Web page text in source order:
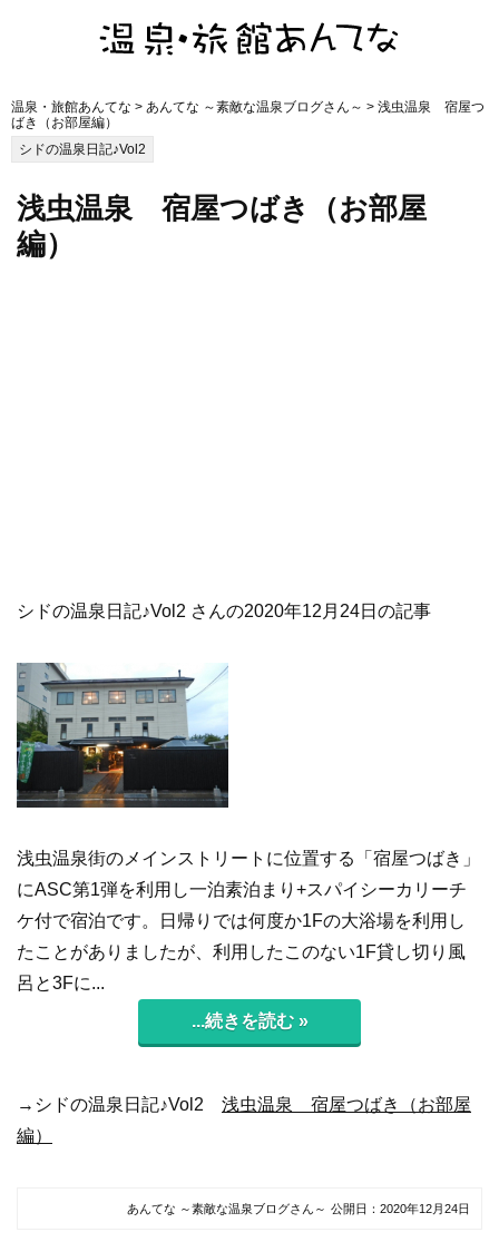
温泉・旅館あんてな > あんてな ～素敵な温泉ブログさん～ > 浅虫温泉 宿屋つ
ばき（お部屋編）
シドの温泉日記♪Vol2
浅虫温泉 宿屋つばき（お部屋
編）
シドの温泉日記♪Vol2 さんの2020年12月24日の記事
浅虫温泉街のメインストリートに位置する「宿屋つばき」
にASC第1弾を利用し一泊素泊まり+スパイシーカリーチ
ケ付で宿泊です。日帰りでは何度か1Fの大浴場を利用し
たことがありましたが、利用したこのない1F貸し切り風
呂と3Fに...
...続きを読む »
→シドの温泉日記♪Vol2 浅虫温泉 宿屋つばき（お部屋
編）
あんてな ～素敵な温泉ブログさん～ 公開日： 2020年12月24日